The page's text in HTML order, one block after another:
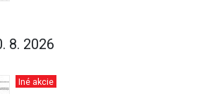
8. 2026
Iné akcie